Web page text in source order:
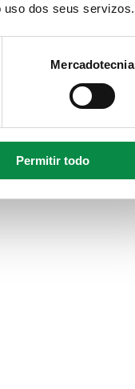
uso dos seus servizos.
Mercadotecnia
Permitir todo